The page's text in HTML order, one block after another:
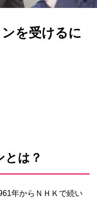
を受けるに
とは？
年からＮＨＫで続い